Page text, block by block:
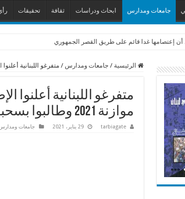
جامعات ومدارس ابحاث ودراسات ثقافة تحقيقات
أن إعتصامها غدا قائم على طريق القصر الجمهوري
الرئيسية / جامعات ومدارس / متفرغو اللبنانية أعلنوا
متفرغو اللبنانية
موازنة 2021 وطالبوا بسحبه
tarbiagate 29 يناير، 2021 جامعات